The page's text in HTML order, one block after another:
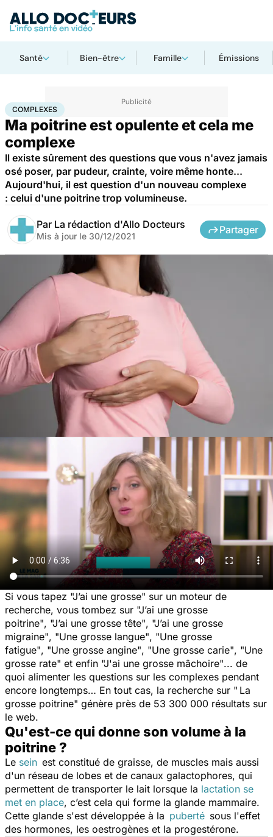
Santé Bien-être Famille Émissions
AccueilSantéComplexes
COMPLEXES
Ma poitrine est opulente et cela me
complexe
Il existe sûrement des questions que vous n'avez jamais
osé poser, par pudeur, crainte, voire même honte...
Aujourd'hui, il est question d'un nouveau complexe
: celui d'une poitrine trop volumineuse.
Par La rédaction d'Allo Docteurs
Mis à jour le 30/12/2021
Partager
Si vous tapez "J’ai une grosse" sur un moteur de
recherche, vous tombez sur "J’ai une grosse
poitrine", "J’ai une grosse tête", "J’ai une grosse
migraine", "Une grosse langue", "Une grosse
fatigue", "Une grosse angine", "Une grosse carie", "Une
grosse rate" et enfin "J'ai une grosse mâchoire"... de
quoi alimenter les questions sur les complexes pendant
encore longtemps… En tout cas, la recherche sur " La
grosse poitrine" génère près de 53 300 000 résultats sur
le web.
Qu'est-ce qui donne son volume à la
poitrine ?
Le sein est constitué de graisse, de muscles mais aussi
d'un réseau de lobes et de canaux galactophores, qui
permettent de transporter le lait lorsque la lactation se
met en place, c’est cela qui forme la glande mammaire.
Cette glande s'est développée à la puberté sous l'effet
des hormones, les oestrogènes et la progestérone.